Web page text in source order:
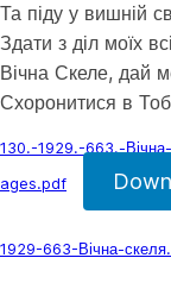
Та піду у вишній
Здати з діл моїх
Вічна Скеле, дай
Схоронитися в
130.-1929.-663.-
ages.pdf
1929-663-Вічна-